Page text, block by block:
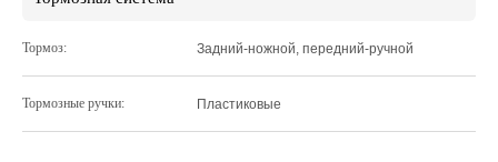
Тормоз: Задний-ножной, передний-ручной
Тормозные ручки: Пластиковые